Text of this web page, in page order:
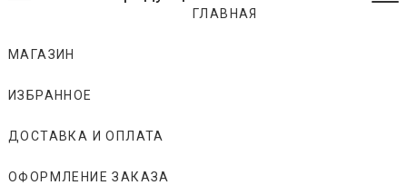
ГЛАВНАЯ
МАГАЗИН
ИЗБРАННОЕ
ДОСТАВКА И ОПЛАТА
ОФОРМЛЕНИЕ ЗАКАЗА